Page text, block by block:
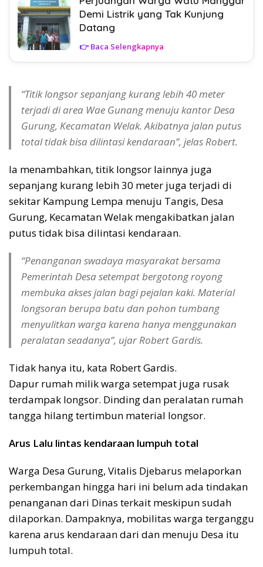
Demi Listrik yang Tak Kunjung
Datang
👉 Baca Selengkapnya
“Titik longsor sepanjang kurang lebih 40 meter
terjadi di area Wae Gunang menuju kantor Desa
Gurung, Kecamatan Welak. Akibatnya jalan putus
total tidak bisa dilintasi kendaraan”, jelas Robert.
Ia menambahkan, titik longsor lainnya juga
sepanjang kurang lebih 30 meter juga terjadi di
sekitar Kampung Lempa menuju Tangis, Desa
Gurung, Kecamatan Welak mengakibatkan jalan
putus tidak bisa dilintasi kendaraan.
“Penanganan swadaya masyarakat bersama
Pemerintah Desa setempat bergotong royong
membuka akses jalan bagi pejalan kaki. Material
longsoran berupa batu dan pohon tumbang
menyulitkan warga karena hanya menggunakan
peralatan seadanya”, ujar Robert Gardis.
Tidak hanya itu, kata Robert Gardis.
Dapur rumah milik warga setempat juga rusak
terdampak longsor. Dinding dan peralatan rumah
tangga hilang tertimbun material longsor.
Arus Lalu lintas kendaraan lumpuh total
Warga Desa Gurung, Vitalis Djebarus melaporkan
perkembangan hingga hari ini belum ada tindakan
penanganan dari Dinas terkait meskipun sudah
dilaporkan. Dampaknya, mobilitas warga terganggu
karena arus kendaraan dari dan menuju Desa itu
lumpuh total.